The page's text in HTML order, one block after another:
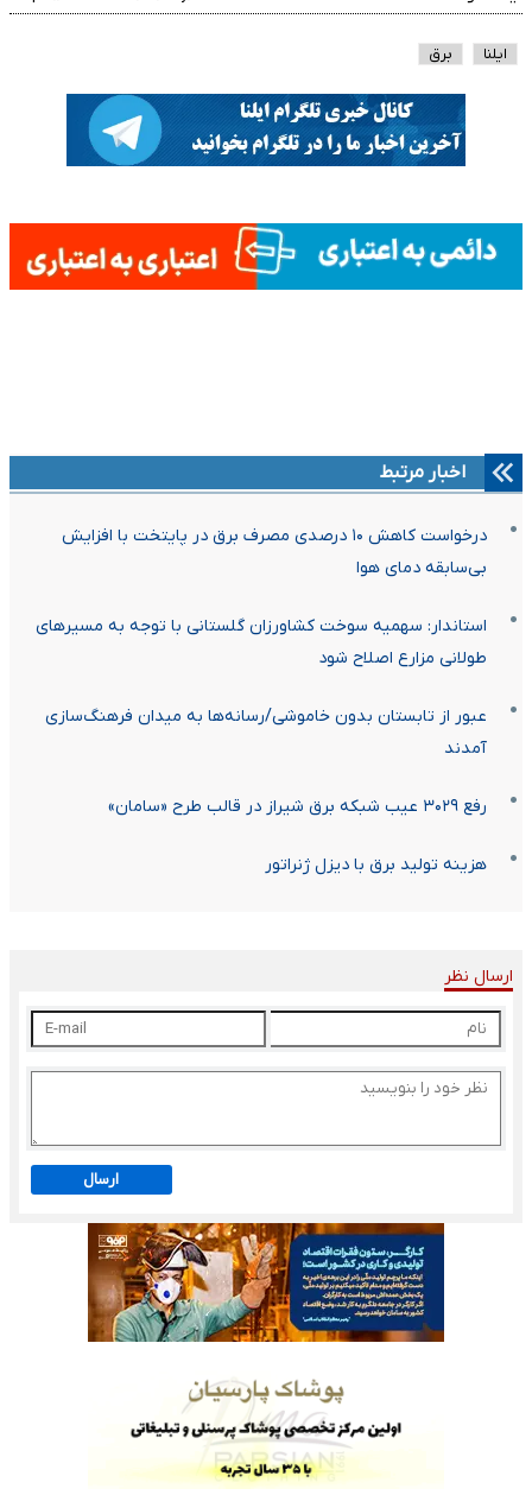
ایلنا برق
اخبار مرتبط
درخواست کاهش ۱۰ درصدی مصرف برق در پایتخت با افزایش
بی‌سابقه دمای هوا
استاندار: سهمیه سوخت کشاورزان گلستانی با توجه به مسیرهای
طولانی مزارع اصلاح شود
عبور از تابستان بدون خاموشی/رسانه‌ها به میدان فرهنگ‌سازی
آمدند
رفع ۳۰۲۹ عیب شبکه برق شیراز در قالب طرح «سامان»
هزینه تولید برق با دیزل ژنراتور
ارسال نظر
ارسال